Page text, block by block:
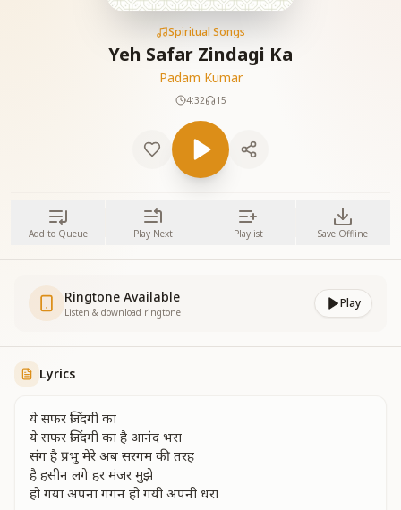
Spiritual Songs
Yeh Safar Zindagi Ka
Padam Kumar
4:32 15
Add to Queue Play Next Playlist Save Offline
Ringtone Available
Listen & download ringtone
Play
Lyrics
ये सफर जिंदगी का
ये सफर जिंदगी का है आनंद भरा
संग है प्रभु मेरे अब सरगम की तरह
है हसीन लगे हर मंजर मुझे
हो गया अपना गगन हो गयी अपनी धरा